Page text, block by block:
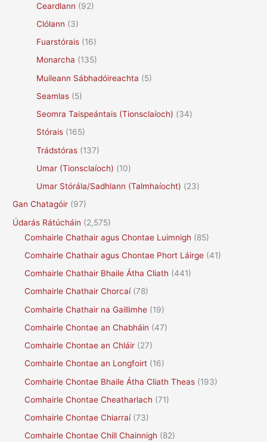
Ceardlann (92)
Clólann (3)
Fuarstórais (16)
Monarcha (135)
Muileann Sábhadóireachta (5)
Seamlas (5)
Seomra Taispeántais (Tionsclaíoch) (34)
Stórais (165)
Trádstóras (137)
Umar (Tionsclaíoch) (10)
Umar Stórála/Sadhlann (Talmhaíocht) (23)
Gan Chatagóir (97)
Údarás Rátúcháin (2,575)
Comhairle Chathair agus Chontae Luimnigh (85)
Comhairle Chathair agus Chontae Phort Láirge (41)
Comhairle Chathair Bhaile Átha Cliath (441)
Comhairle Chathair Chorcaí(78)
Comhairle Chathair na Gaillimhe (19)
Comhairle Chontae an Chabháin (47)
Comhairle Chontae an Chláir (27)
Comhairle Chontae an Longfoirt (16)
Comhairle Chontae Bhaile Átha Cliath Theas (193)
Comhairle Chontae Cheatharlach (71)
Comhairle Chontae Chiarraí(73)
Comhairle Chontae Chill Chainnigh (82)